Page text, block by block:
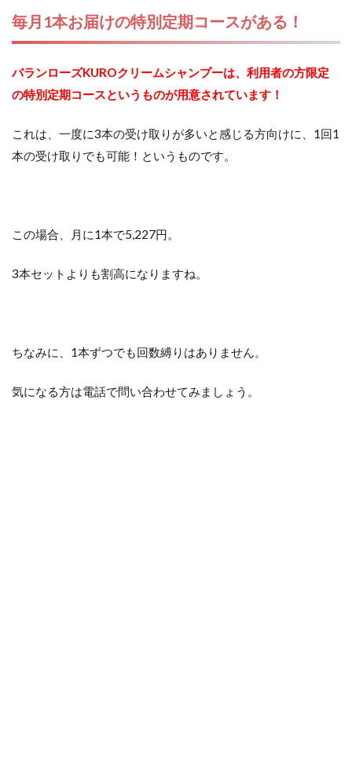
毎月1本お届けの特別定期コースがある！
バランローズKUROクリームシャンプーは、利用者の方限定
の特別定期コースというものが用意されています！
これは、一度に3本の受け取りが多いと感じる方向けに、1回1
本の受け取りでも可能！というものです。
この場合、月に1本で5,227円。
3本セットよりも割高になりますね。
ちなみに、1本ずつでも回数縛りはありません。
気になる方は電話で問い合わせてみましょう。